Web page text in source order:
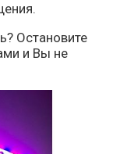
Остановите
и Вы не